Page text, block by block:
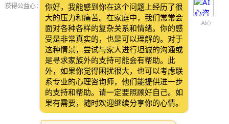
获得公益心：
AI心
你好，我能感到你在这个问题上经历了很
大的压力和痛苦。在家庭中，我们常常会
面对各种各样的复杂关系和情绪。你的感
受是非常真实的，也是可以理解的。对于
这种情景，尝试与家人进行坦诚的沟通或
是寻求家族外的支持可能会有帮助。此
外，如果你觉得困扰很大，也可以考虑联
系专业的心理咨询师，他们能提供进一步
的支持和帮助。请一定要照顾好自己。如
果有需要，随时欢迎继续分享你的心情。